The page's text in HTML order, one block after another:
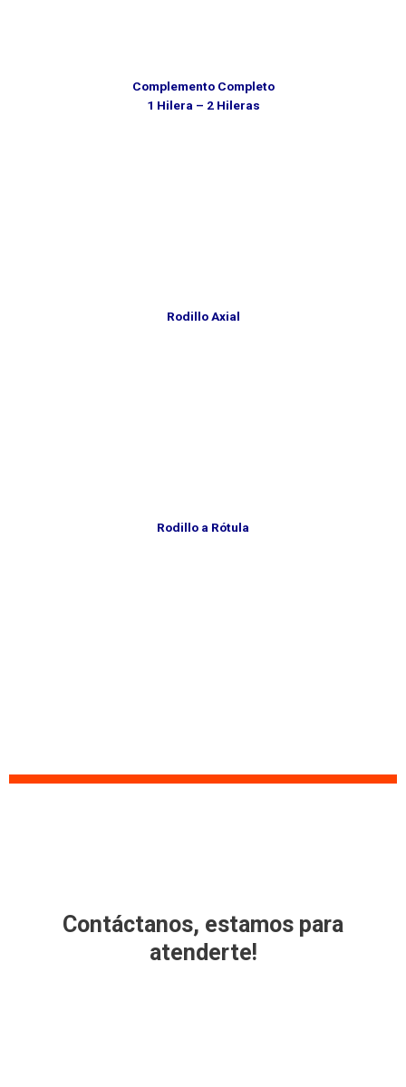
Complemento Completo
1 Hilera – 2 Hileras
Rodillo Axial
Rodillo a Rótula
Contáctanos, estamos para
atenderte!